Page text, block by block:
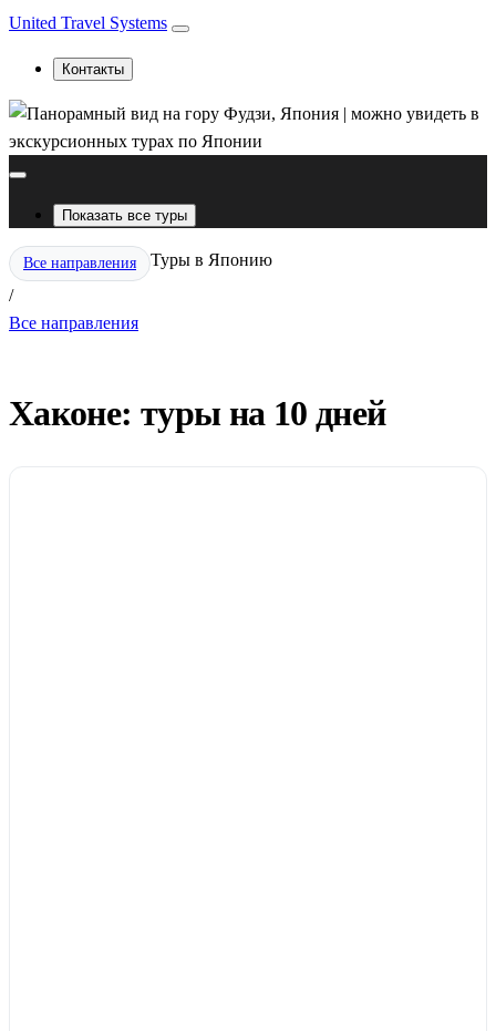
United Travel Systems
Контакты
Показать все туры
Все направления
/
Туры в Японию
Все направления
Хаконе: туры на 10 дней